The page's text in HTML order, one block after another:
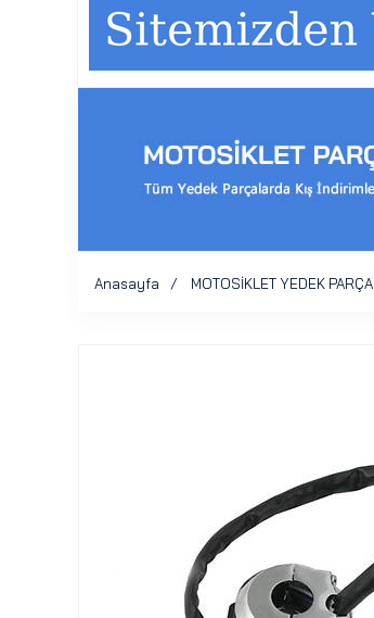
Anasayfa MOTOSİKLET YEDEK PARÇA